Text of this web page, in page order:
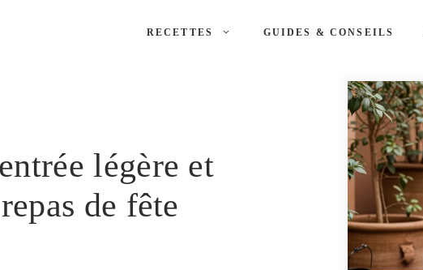
RECETTES GUIDES & CONSEILS
légère et
de fête